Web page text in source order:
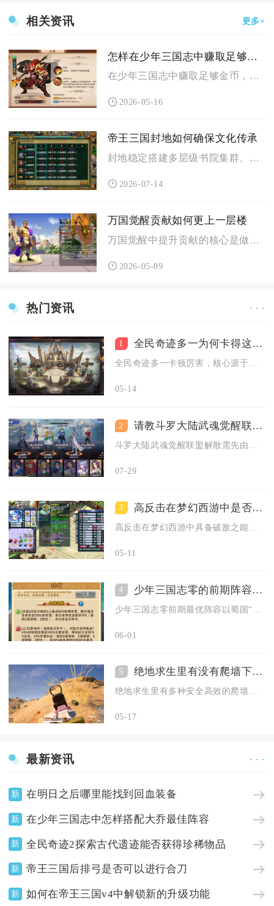
相关资讯 更多+
怎样在少年三国志中赚取足够的金币
在少年三国志中赚取足够金币，核心是每日清完日常任务、稳定刷满...
2026-05-16
帝王三国封地如何确保文化传承
封地稳定搭建多层级书院集群、配套文官驻守与持续科技深耕，同步...
2026-07-14
万国觉醒贡献如何更上一层楼
万国觉醒中提升贡献的核心是做好科技捐献、联盟帮助、建筑建设、...
2026-05-09
热门资讯 · · ·
1 全民奇迹多一为何卡得这么厉害
全民奇迹多一卡顿厉害，核心源于设备资源占用、游戏内特效负载、...
05-14
2 请教斗罗大陆武魂觉醒联盟解散的步骤
07-29
3 高反击在梦幻西游中是否具备破敌之能
05-11
4 少年三国志零的前期阵容如何搭配
06-01
5 绝地求生里有没有爬墙下来的技巧
绝地求生里有多种安全高效的爬墙下来技巧，熟练掌握能让玩家在房...
05-17
最新资讯 · · ·
新 在明日之后哪里能找到回血装备
新 在少年三国志中怎样搭配大乔最佳阵容
新 全民奇迹2探索古代遗迹能否获得珍稀物品
新 帝王三国后排弓是否可以进行合刀
新 如何在帝王三国v4中解锁新的升级功能